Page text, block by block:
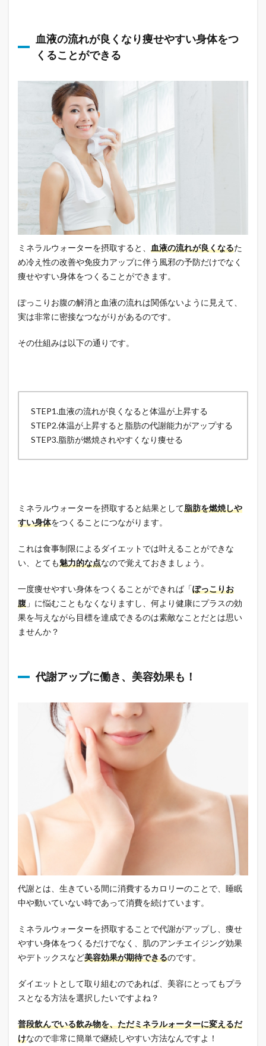
血液の流れが良くなり痩せやすい身体をつ
くることができる
ミネラルウォーターを摂取すると、 血液の流れが良くなるた
め冷え性の改善や免疫力アップに伴う風邪の予防だけでなく
痩せやすい身体をつくることができます。
ぽっこりお腹の解消と血液の流れは関係ないように見えて、
実は非常に密接なつながりがあるのです。
その仕組みは以下の通りです。
STEP1.血液の流れが良くなると体温が上昇する
STEP2.体温が上昇すると脂肪の代謝能力がアップする
STEP3.脂肪が燃焼されやすくなり痩せる
ミネラルウォーターを摂取すると結果として脂肪を燃焼しや
すい身体をつくることにつながります。
これは食事制限によるダイエットでは叶えることができな
い、とても魅力的な点なので覚えておきましょう。
一度痩せやすい身体をつくることができれば「ぽっこりお
腹 」に悩むこともなくなりますし、何より健康にプラスの効
果を与えながら目標を達成できるのは素敵なことだとは思い
ませんか？
代謝アップに働き、美容効果も！
代謝とは、生きている間に消費するカロリーのことで、睡眠
中や動いていない時であって消費を続けています。
ミネラルウォーターを摂取することで代謝がアップし、痩せ
やすい身体をつくるだけでなく、肌のアンチエイジング効果
やデトックスなど美容効果が期待できるのです。
ダイエットとして取り組むのであれば、美容にとってもプラ
スとなる方法を選択したいですよね？
普段飲んでいる飲み物を、ただミネラルォーターに変えるだ
けなので非常に簡単で継続しやすい方法なんですよ！